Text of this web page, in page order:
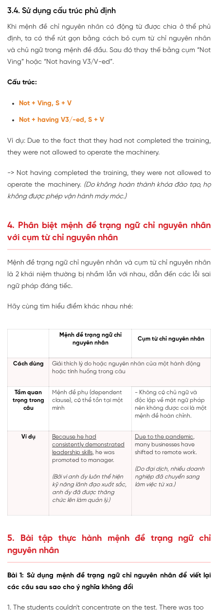
3.4. Sử dụng cấu trúc phủ định
Khi mệnh đề chỉ nguyên nhân có động từ được chia ở thể phủ
định, ta có thể rút gọn bằng cách bỏ cụm từ chỉ nguyên nhân
và chủ ngữ trong mệnh đề đầu. Sau đó thay thế bằng cụm “Not
Ving” hoặc “Not having V3/V-ed”.
Cấu trúc:
Not + Ving, S + V
Not + having V3/-ed, S + V
Ví dụ: Due to the fact that they had not completed the training,
they were not allowed to operate the machinery.
-> Not having completed the training, they were not allowed to
operate the machinery. (Do không hoàn thành khóa đào tạo, họ
không được phép vận hành máy móc.)
4. Phân biệt mệnh đề trạng ngữ chỉ nguyên nhân
với cụm từ chỉ nguyên nhân
Mệnh đề trạng ngữ chỉ nguyên nhân và cụm từ chỉ nguyên nhân
là 2 khái niệm thường bị nhầm lẫn với nhau, dẫn đến các lỗi sai
ngữ pháp đáng tiếc.
Hãy cùng tìm hiểu điểm khác nhau nhé:
Mệnh đề trạng ngữ chỉ
nguyên nhân
Cụm từ chỉ nguyên nhân
Cách dùng
Giải thích lý do hoặc nguyên nhân của một hành động
hoặc tình huống trong câu
Tầm quan
trọng trong
câu
Mệnh đề phụ (dependent
clause), có thể tồn tại một
mình
- Không có chủ ngữ và
độc lập về mặt ngữ pháp
nên không được coi là một
mệnh đề hoàn chỉnh.
Ví dụ
Because he had
consistently demonstrated
leadership skills, he was
promoted to manager.
(Bởi vì anh ấy luôn thể hiện
kỹ năng lãnh đạo xuất sắc,
anh ấy đã được thăng
chức lên làm quản lý.)
Due to the pandemic,
many businesses have
shifted to remote work.
(Do đại dịch, nhiều doanh
nghiệp đã chuyển sang
làm việc từ xa.)
5. Bài tập thực hành mệnh đề trạng ngữ chỉ
nguyên nhân
Bài 1: Sử dụng mệnh đề trạng ngữ chỉ nguyên nhân để viết lại
các câu sau sao cho ý nghĩa không đổi
1. The students couldn't concentrate on the test. There was too